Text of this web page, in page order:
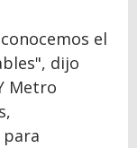
el
dijo
Metro